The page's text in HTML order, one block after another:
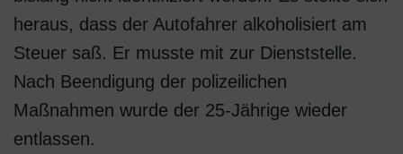
heraus, dass der Autofahrer alkoholisiert am
Steuer saß. Er musste mit zur Dienststelle.
Nach Beendigung der polizeilichen
Maßnahmen wurde der 25-Jährige wieder
entlassen.